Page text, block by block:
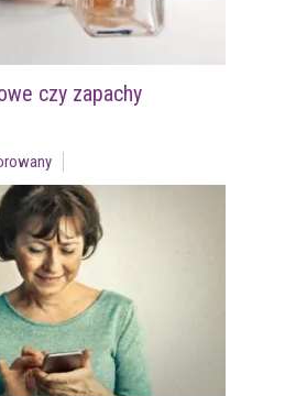
czy zapachy